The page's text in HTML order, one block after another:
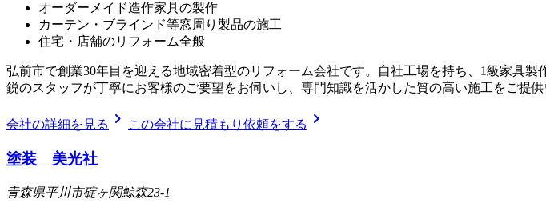
オーダーメイド造作家具の製作
カーテン・ブラインド等窓周り製品の施工
住宅・店舗のリフォーム全般
弘前市で創業30年目を迎える地域密着型のリフォーム会社です。自社工場を持ち、1級家具
鋭のスタッフが丁寧にお客様のご要望をお伺いし、専門知識を活かした質の高い施工をご提供
会社の詳細を見る chevron_right この会社に見積もり依頼をする chevron_right
塗装 美光社
青森県平川市碇ヶ関鯨森23-1